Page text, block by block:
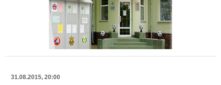
31.08.2015, 20:00